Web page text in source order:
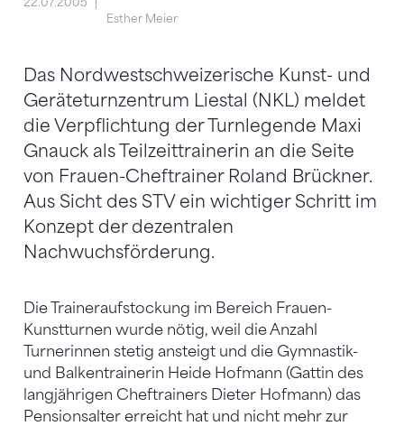
Esther Meier
Das Nordwestschweizerische Kunst- und
Geräteturnzentrum Liestal (NKL) meldet
die Verpflichtung der Turnlegende Maxi
Gnauck als Teilzeittrainerin an die Seite
von Frauen-Cheftrainer Roland Brückner.
Aus Sicht des STV ein wichtiger Schritt im
Konzept der dezentralen
Nachwuchsförderung.
Die Traineraufstockung im Bereich Frauen-
Kunstturnen wurde nötig, weil die Anzahl
Turnerinnen stetig ansteigt und die Gymnastik-
und Balkentrainerin Heide Hofmann (Gattin des
langjährigen Cheftrainers Dieter Hofmann) das
Pensionsalter erreicht hat und nicht mehr zur